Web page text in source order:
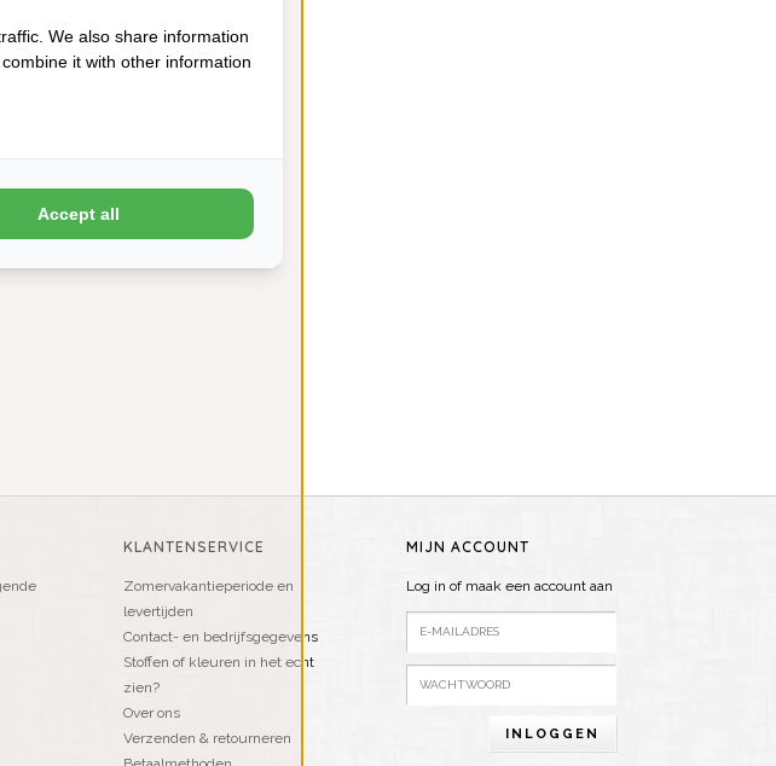
KLANTENSERVICE
Zomervakantieperiode en
levertijden
Contact- en bedrijfsgegevens
Stoffen of kleuren in het echt
zien?
Over ons
Verzenden & retourneren
MIJN ACCOUNT
Log in of maak een account aan
INLOGGEN
We also share information
it with other information
Accept all